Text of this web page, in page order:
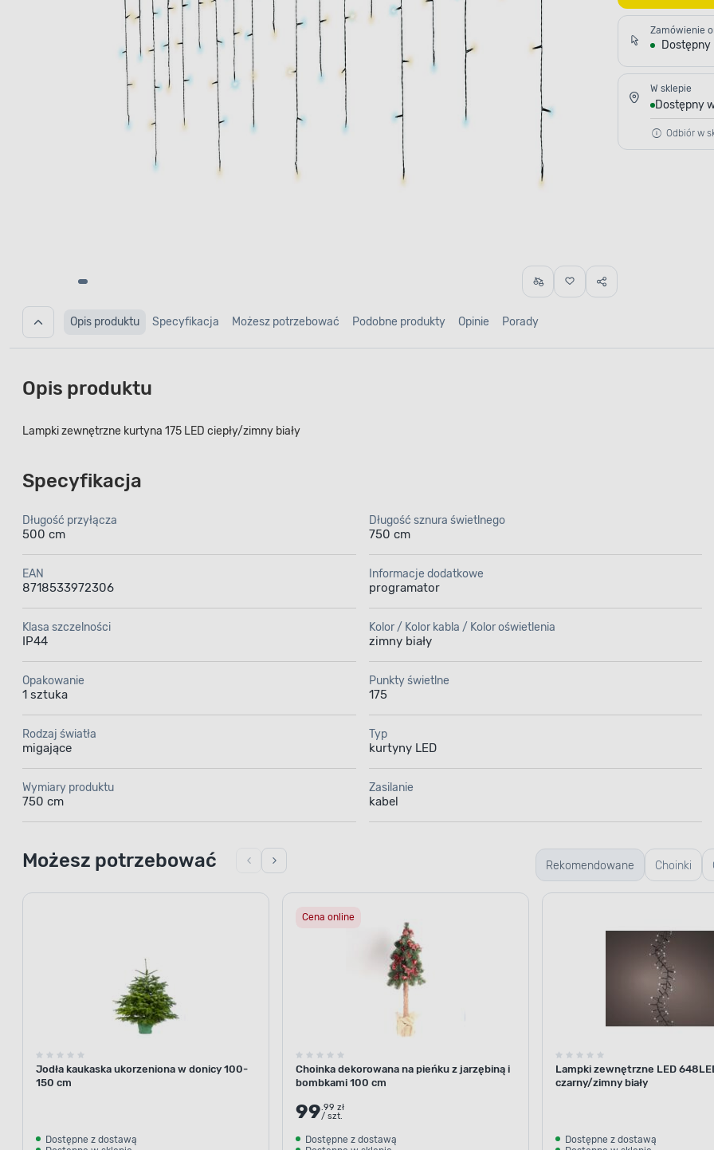
Zamówienie
Dostępny
W sklepie
Dostępny
Odbiór w
Opis produktu Specyfikacja Możesz potrzebować Podobne produkty Opinie Porady
Opis produktu
Lampki zewnętrzne kurtyna 175 LED ciepły/zimny biały
Specyfikacja
Długość przyłącza
500 cm
Długość sznura świetlnego
750 cm
EAN
8718533972306
Informacje dodatkowe
programator
Klasa szczelności
IP44
Kolor / Kolor kabla / Kolor oświetlenia
zimny biały
Opakowanie
1 sztuka
Punkty świetlne
175
Rodzaj światła
migające
Typ
kurtyny LED
Wymiary produktu
750 cm
Zasilanie
kabel
Rekomendowane Choinki
Możesz potrzebować
Jodła kaukaska ukorzeniona w donicy 100-
150 cm
Dostępne z dostawą
Cena online
Choinka dekorowana na pieńku z jarzębiną i
bombkami 100 cm
99.99 zł
/ szt.
Dostępne z dostawą
Lampki zewnętrzne LED
czarny/zimny biały
Dostępne z dostawą